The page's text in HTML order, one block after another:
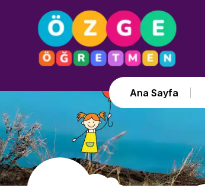
Ana Sayfa